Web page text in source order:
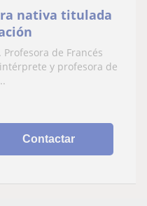
nativa titulada
de Francés
y profesora de
Contactar